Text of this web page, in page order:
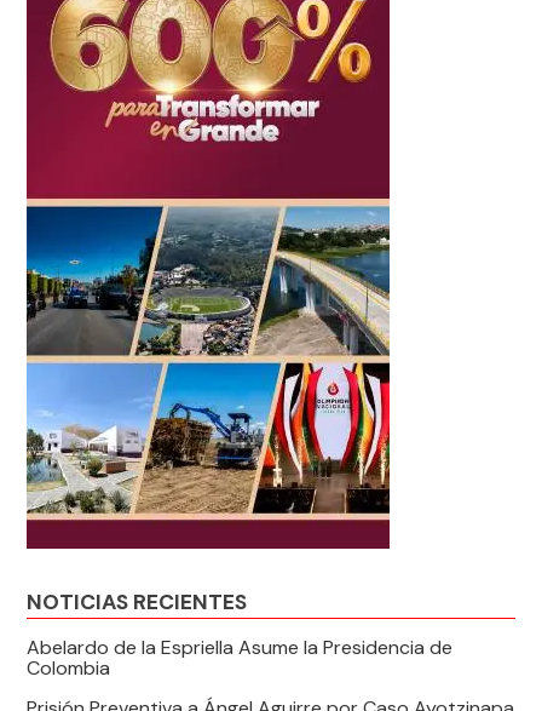
NOTICIAS RECIENTES
Abelardo de la Espriella Asume la Presidencia de
Colombia